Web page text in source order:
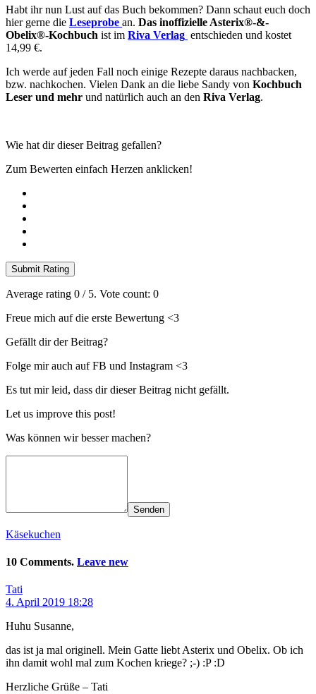
Habt ihr nun Lust auf das Buch bekommen? Dann schaut euch doch
hier gerne die Leseprobe an. Das inoffizielle Asterix®-&-
Obelix®-Kochbuch ist im Riva Verlag entschieden und kostet
14,99 €.
Ich werde auf jeden Fall noch einige Rezepte daraus nachbacken,
bzw. nachkochen. Vielen Dank an die liebe Sandy von Kochbuch
Leser und mehr und natürlich auch an den Riva Verlag.
Wie hat dir dieser Beitrag gefallen?
Zum Bewerten einfach Herzen anklicken!
Submit Rating
Average rating 0 / 5. Vote count: 0
Freue mich auf die erste Bewertung <3
Gefällt dir der Beitrag?
Folge mir auch auf FB und Instagram <3
Es tut mir leid, dass dir dieser Beitrag nicht gefällt.
Let us improve this post!
Was können wir besser machen?
Senden
Käsekuchen
10 Comments. Leave new
Tati
4. April 2019 18:28
Huhu Susanne,
das ist ja mal originell. Mein Gatte liebt Asterix und Obelix. Ob ich
ihn damit wohl mal zum Kochen kriege? ;-) :P :D
Herzliche Grüße – Tati